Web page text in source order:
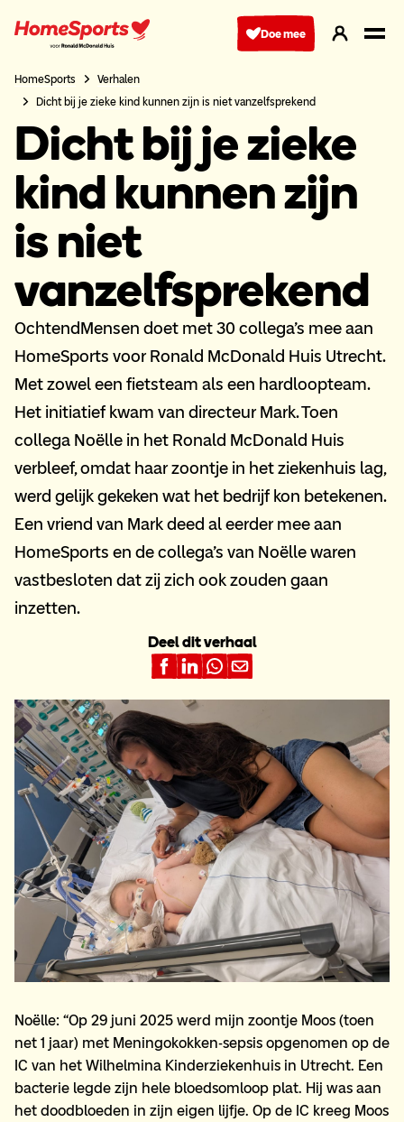
naar
hoofdnavigatie
Doe mee
HomeSports
Verhalen
Dicht bij je zieke kind kunnen zijn is niet vanzelfsprekend
Dicht bij je zieke
kind kunnen zijn
is niet
vanzelfsprekend
OchtendMensen doet met 30 collega’s mee aan
HomeSports voor Ronald McDonald Huis Utrecht.
Met zowel een fietsteam als een hardloopteam.
Het initiatief kwam van directeur Mark. Toen
collega Noëlle in het Ronald McDonald Huis
verbleef, omdat haar zoontje in het ziekenhuis lag,
werd gelijk gekeken wat het bedrijf kon betekenen.
Een vriend van Mark deed al eerder mee aan
HomeSports en de collega’s van Noëlle waren
vastbesloten dat zij zich ook zouden gaan
inzetten.
Deel dit verhaal
Noëlle: “Op 29 juni 2025 werd mijn zoontje Moos (toen
net 1 jaar) met Meningokokken-sepsis opgenomen op de
IC van het Wilhelmina Kinderziekenhuis in Utrecht. Een
bacterie legde zijn hele bloedsomloop plat. Hij was aan
het doodbloeden in zijn eigen lijfje. Op de IC kreeg Moos